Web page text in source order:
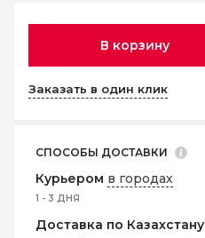
В корзину
Заказать в один клик
СПОСОБЫ ДОСТАВКИ
Курьером в городах
1 - 3 ДНЯ
Доставка по Казахстану